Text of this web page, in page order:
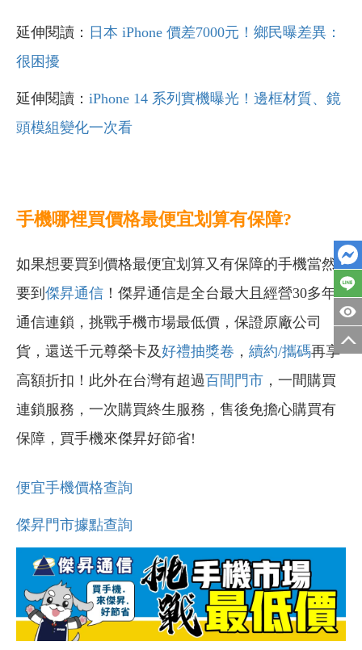
延伸閱讀： 日本 iPhone 價差7000元！鄉民曝差異：
很困擾
延伸閱讀： iPhone 14 系列實機曝光！邊框材質、鏡
頭模組變化一次看
手機哪裡買價格最便宜划算有保障?
如果想要買到價格最便宜划算又有保障的手機當然
要到 傑昇通信 ！傑昇通信是全台最大且經營30多年
通信連鎖，挑戰手機市場最低價，保證原廠公司
貨，還送千元尊榮卡及好禮抽獎卷 ， 續約/攜碼再享
高額折扣！此外在台灣有超過百間門市 ，一間購買
連鎖服務，一次購買終生服務，售後免擔心購買有
保障，買手機來傑昇好節省!
便宜手機價格查詢
傑昇門市據點查詢